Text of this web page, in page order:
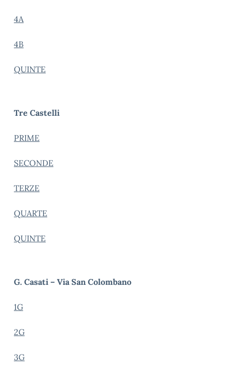
4A
4B
QUINTE
Tre Castelli
PRIME
SECONDE
TERZE
QUARTE
QUINTE
G. Casati – Via San Colombano
1G
2G
3G